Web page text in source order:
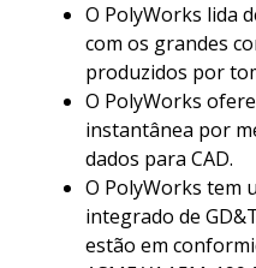
O PolyWorks lida
com os grandes
produzidos por
O PolyWorks
instantânea por
dados para CAD.
O PolyWorks tem
integrado de
estão em